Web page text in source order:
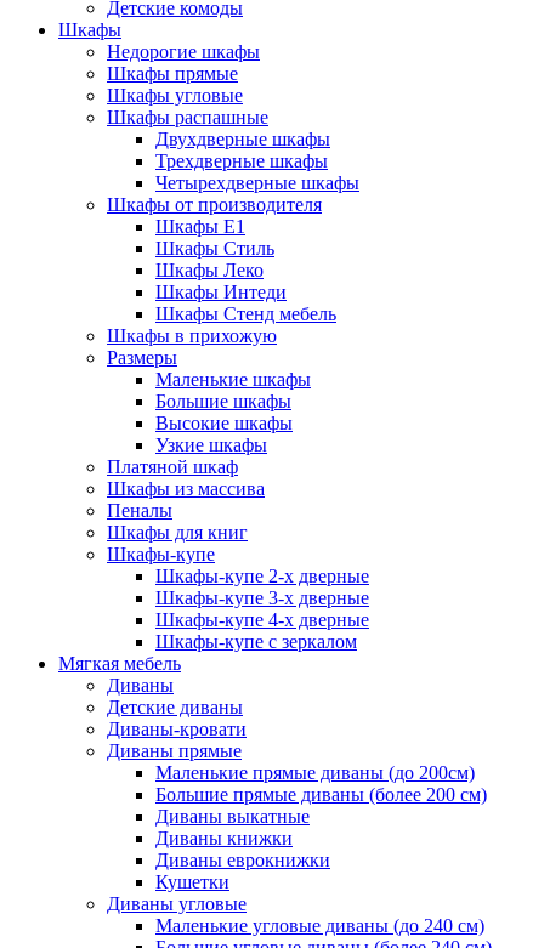
Детские комоды
Шкафы
Недорогие шкафы
Шкафы прямые
Шкафы угловые
Шкафы распашные
Двухдверные шкафы
Трехдверные шкафы
Четырехдверные шкафы
Шкафы от производителя
Шкафы E1
Шкафы Стиль
Шкафы Леко
Шкафы Интеди
Шкафы Стенд мебель
Шкафы в прихожую
Размеры
Маленькие шкафы
Большие шкафы
Высокие шкафы
Узкие шкафы
Платяной шкаф
Шкафы из массива
Пеналы
Шкафы для книг
Шкафы-купе
Шкафы-купе 2-х дверные
Шкафы-купе 3-х дверные
Шкафы-купе 4-х дверные
Шкафы-купе с зеркалом
Мягкая мебель
Диваны
Детские диваны
Диваны-кровати
Диваны прямые
Маленькие прямые диваны (до 200см)
Большие прямые диваны (более 200 см)
Диваны выкатные
Диваны книжки
Диваны еврокнижки
Кушетки
Диваны угловые
Маленькие угловые диваны (до 240 см)